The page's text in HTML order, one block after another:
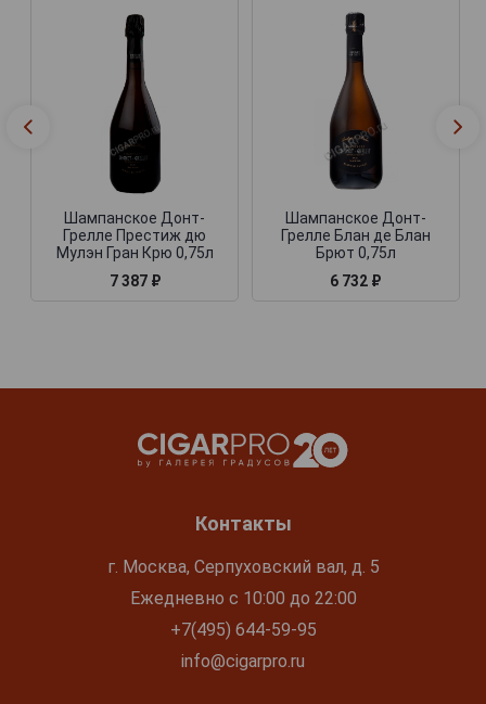
Шампанское Донт-
Грелле Престиж дю
Мулэн Гран Крю 0,75л
7 387 ₽
Шампанское Донт-
Грелле Блан де Блан
Брют 0,75л
6 732 ₽
Контакты
г. Москва, Серпуховский вал, д. 5
Ежедневно с 10:00 до 22:00
+7(495) 644-59-95
info@cigarpro.ru